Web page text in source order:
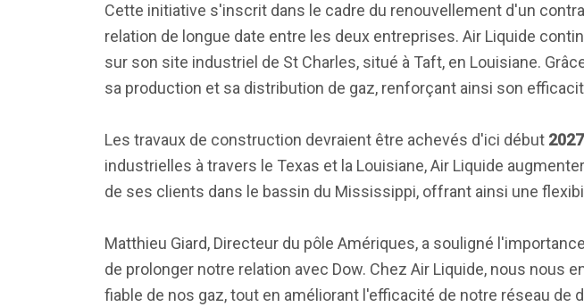
Cette initiative s'inscrit dans le cadre du renouvellement d'un
relation de longue date entre les deux entreprises. Air Liquide
sur son site industriel de St Charles, situé à Taft, en Louisiane.
sa production et sa distribution de gaz, renforçant ainsi son
Les travaux de construction devraient être achevés d'ici début 2027
industrielles à travers le Texas et la Louisiane, Air Liquide
de ses clients dans le bassin du Mississippi, offrant ainsi une
Matthieu Giard, Directeur du pôle Amériques, a souligné
de prolonger notre relation avec Dow. Chez Air Liquide, nous nous
fiable de nos gaz, tout en améliorant l'efficacité de notre réseau